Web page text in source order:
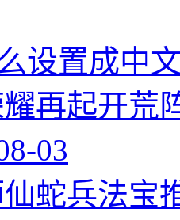
设置成中
再起开荒
03
蛇兵法宝